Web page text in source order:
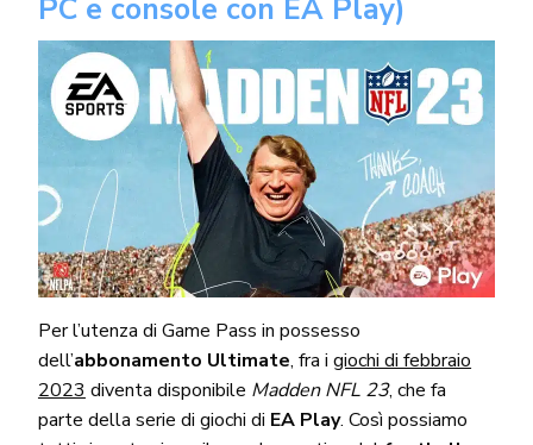
PC e console con EA Play)
Per l’utenza di Game Pass in possesso
dell’abbonamento Ultimate, fra igiochi di febbraio
2023 diventa disponibile Madden NFL 23, che fa
parte della serie di giochi di EA Play. Così possiamo